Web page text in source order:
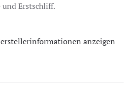
Erstschliff.
anzeigen